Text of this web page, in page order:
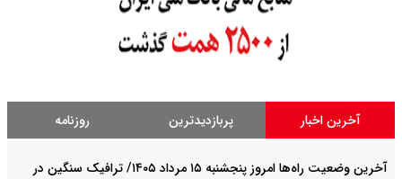
آخرین اخبار پربازدیدترین روزنامه
آخرین وضعیت راه‌ها امروز پنجشنبه ۱۵ مرداد ۱۴۰۵/ ترافیک سنگین در